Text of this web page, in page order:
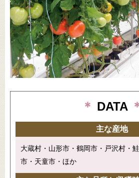
＊ DATA
主な産地
大蔵村・山形市・鶴岡市・戸沢村・
市・天童市・ほか